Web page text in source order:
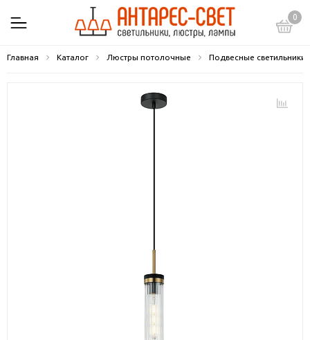
0
Главная Каталог Люстры потолочные Подвесные светильники